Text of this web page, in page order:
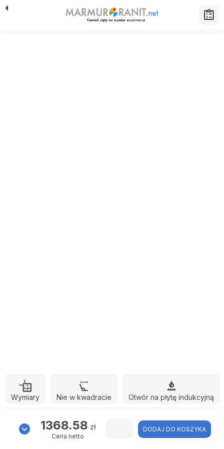
Wymiary Nie w kwadracie Otwór na płytę indukcyjną
1368.58 zł
Cena netto
DODAJ DO KOSZYKA